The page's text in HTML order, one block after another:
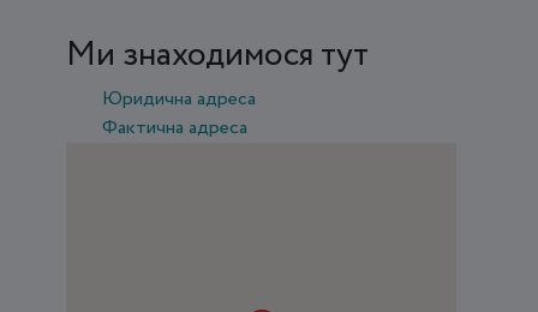
Ми знаходимося тут
Юридична адреса
Фактична адреса